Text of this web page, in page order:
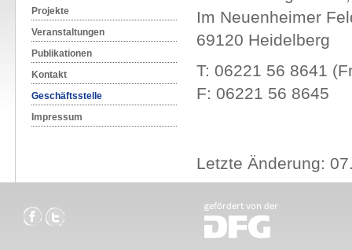
Projekte
Veranstaltungen
Publikationen
Kontakt
Geschäftsstelle
Impressum
Im Neuenheimer
69120 Heidelberg
T: 06221 56 8641
F: 06221 56 8645
Letzte Änderung: